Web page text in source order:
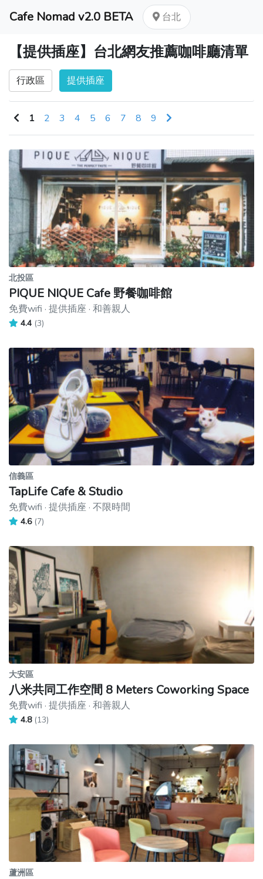
Cafe Nomad v2.0 BETA 台北
【提供插座】台北網友推薦咖啡廳清單
行政區 提供插座
1 2 3 4 5 6 7 8 9
北投區
PIQUE NIQUE Cafe 野餐咖啡館
免費wifi · 提供插座 · 和善親人
4.4 (3)
信義區
TapLife Cafe & Studio
免費wifi · 提供插座 · 不限時間
4.6 (7)
大安區
八米共同工作空間 8 Meters Coworking Space
免費wifi · 提供插座 · 和善親人
4.8 (13)
蘆洲區